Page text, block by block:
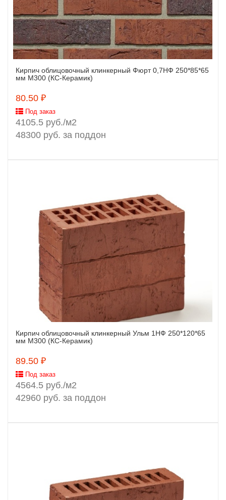
Заказать
Кирпич облицовочный клинкерный Фюрт 0,7НФ 250*85*65
мм М300 (КС-Керамик)
80.50 ₽
Под заказ
4105.5 руб./м2
48300 руб. за поддон
Заказать
Кирпич облицовочный клинкерный Ульм 1НФ 250*120*65
мм М300 (КС-Керамик)
89.50 ₽
Под заказ
4564.5 руб./м2
42960 руб. за поддон